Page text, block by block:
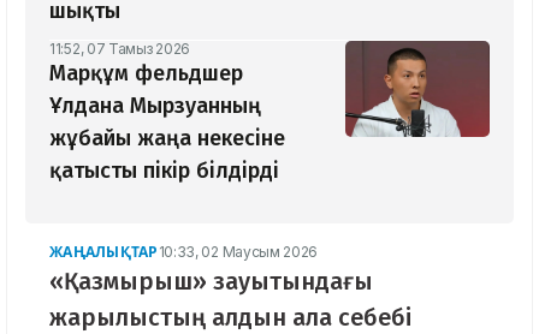
шықты
11:52, 07 Тамыз 2026
Марқұм фельдшер
Ұлдана Мырзуанның
жұбайы жаңа некесіне
қатысты пікір білдірді
ЖАҢАЛЫҚТАР 10:33, 02 Маусым 2026
«Қазмырыш» зауытындағы
жарылыстың алдын ала себебі